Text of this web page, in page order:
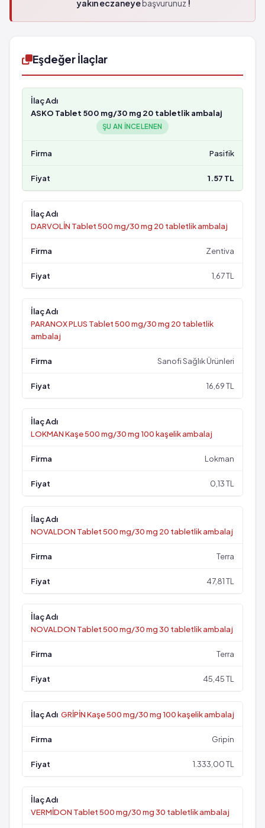
yakın eczaneyebaşvurunuz !
Eşdeğer İlaçlar
ASKO Tablet 500 mg/30 mg 20 tabletlik ambalaj
ŞU AN INCELENEN
Pasifik
1.57 TL
DARVOLİN Tablet 500 mg/30 mg 20 tabletlik ambalaj
Zentiva
1,67 TL
PARANOX PLUS Tablet 500 mg/30 mg 20 tabletlik
ambalaj
Sanofi Sağlık Ürünleri
16,69 TL
LOKMAN Kaşe 500 mg/30 mg 100 kaşelik ambalaj
Lokman
0,13 TL
NOVALDON Tablet 500 mg/30 mg 20 tabletlik ambalaj
Terra
47,81 TL
NOVALDON Tablet 500 mg/30 mg 30 tabletlik ambalaj
Terra
45,45 TL
GRİPİN Kaşe 500 mg/30 mg 100 kaşelik ambalaj
Gripin
1.333,00 TL
VERMİDON Tablet 500 mg/30 mg 30 tabletlik ambalaj